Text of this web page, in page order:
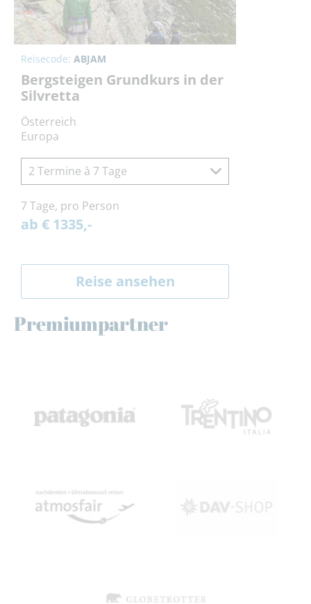
Reisecode: ABJAM
Bergsteigen Grundkurs in der
Silvretta
Österreich
Europa
2 Termine à 7 Tage
7 Tage, pro Person
ab € 1335,-
Reise ansehen
Premiumpartner